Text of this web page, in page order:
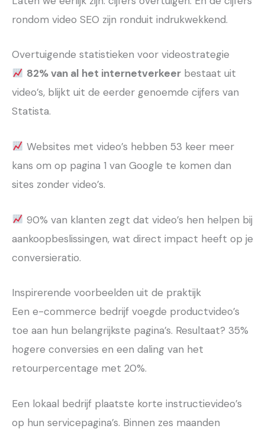
rondom video SEO zijn ronduit indrukwekkend.
Overtuigende statistieken voor videostrategie
82% van al het internetverkeerbestaat uit
video’s, blijkt uit de eerder genoemde cijfers van
Statista.
Websites met video’s hebben 53 keer meer
kans om op pagina 1 van Google te komen dan
sites zonder video’s.
90% van klanten zegt dat video’s hen helpen bij
aankoopbeslissingen, wat direct impact heeft op je
conversieratio.
Inspirerende voorbeelden uit de praktijk
Een e-commerce bedrijf voegde productvideo’s
toe aan hun belangrijkste pagina’s. Resultaat? 35%
hogere conversies en een daling van het
retourpercentage met 20%.
Een lokaal bedrijf plaatste korte instructievideo’s
op hun servicepagina’s. Binnen zes maanden